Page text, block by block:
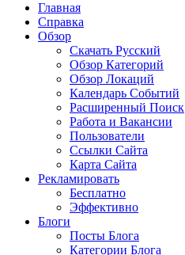
Главная
Справка
Обзор
Скачать Русский
Обзор Категорий
Обзор Локаций
Календарь Событий
Расширенный Поиск
Работа и Вакансии
Пользователи
Ссылки Сайта
Карта Сайта
Рекламировать
Бесплатно
Эффективно
Блоги
Посты Блога
Категории Блога